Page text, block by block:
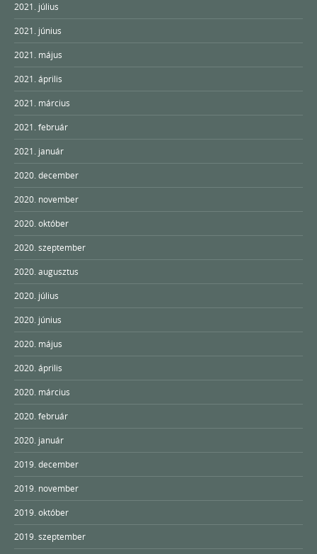
2021. július
2021. június
2021. május
2021. április
2021. március
2021. február
2021. január
2020. december
2020. november
2020. október
2020. szeptember
2020. augusztus
2020. július
2020. június
2020. május
2020. április
2020. március
2020. február
2020. január
2019. december
2019. november
2019. október
2019. szeptember